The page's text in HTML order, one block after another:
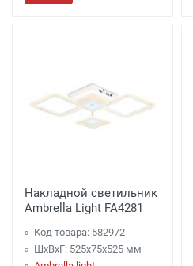
Накладной светильник
Ambrella Light FA4281
Код товара: 582972
ШхВхГ: 525x75x525 мм